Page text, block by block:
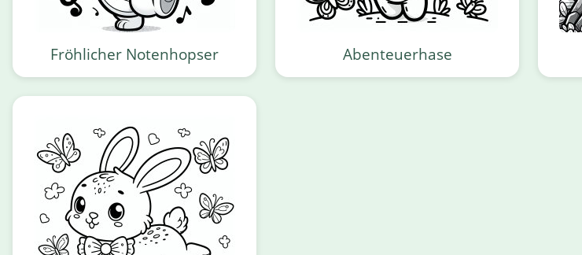
Fröhlicher Notenhopser Abenteuerhase